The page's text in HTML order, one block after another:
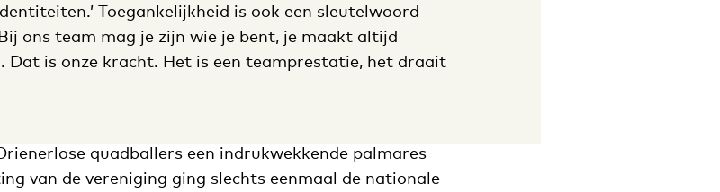
Toegankelijkheid is ook een sleutelwoord
ons team mag je zijn wie je bent, je maakt altijd
Dat is onze kracht. Het is een teamprestatie, het draait
quadballers een indrukwekkende palmares
van de vereniging ging slechts eenmaal de nationale